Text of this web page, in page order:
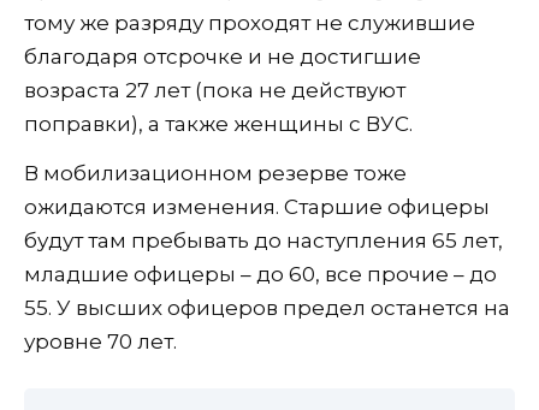
тому же разряду проходят не служившие
благодаря отсрочке и не достигшие
возраста 27 лет (пока не действуют
поправки), а также женщины с ВУС.
В мобилизационном резерве тоже
ожидаются изменения. Старшие офицеры
будут там пребывать до наступления 65 лет,
младшие офицеры – до 60, все прочие – до
55. У высших офицеров предел останется на
уровне 70 лет.